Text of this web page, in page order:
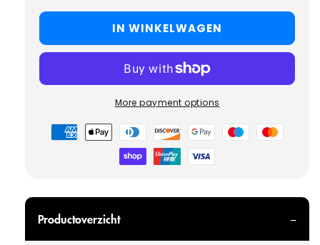
IN WINKELWAGEN
More payment options
Betaalmethoden
Productoverzicht